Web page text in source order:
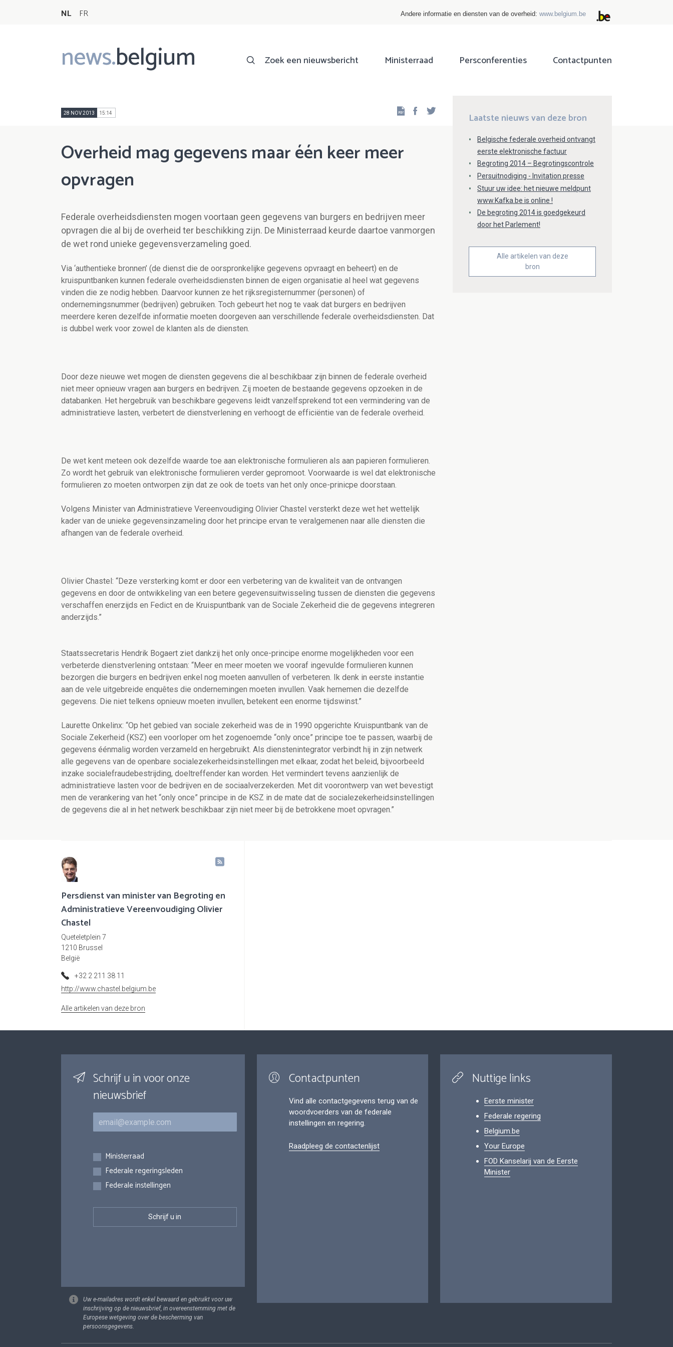
NL FR Andere informatie en diensten van de overheid: www.belgium.be
news.belgium
Main
navigation
Zoek een nieuwsbericht Ministerraad Persconferenties Contactpunten
28 NOV 2013 15:14 Facebook
Overheid mag gegevens maar één keer meer
opvragen
Federale overheidsdiensten mogen voortaan geen gegevens van burgers en bedrijven meer
opvragen die al bij de overheid ter beschikking zijn. De Ministerraad keurde daartoe vanmorgen
de wet rond unieke gegevensverzameling goed.
Via ‘authentieke bronnen’ (de dienst die de oorspronkelijke gegevens opvraagt en beheert) en de
kruispuntbanken kunnen federale overheidsdiensten binnen de eigen organisatie al heel wat gegevens
vinden die ze nodig hebben. Daarvoor kunnen ze het rijksregisternummer (personen) of
ondernemingsnummer (bedrijven) gebruiken. Toch gebeurt het nog te vaak dat burgers en bedrijven
meerdere keren dezelfde informatie moeten doorgeven aan verschillende federale overheidsdiensten. Dat
is dubbel werk voor zowel de klanten als de diensten.
Door deze nieuwe wet mogen de diensten gegevens die al beschikbaar zijn binnen de federale overheid
niet meer opnieuw vragen aan burgers en bedrijven. Zij moeten de bestaande gegevens opzoeken in de
databanken. Het hergebruik van beschikbare gegevens leidt vanzelfsprekend tot een vermindering van de
administratieve lasten, verbetert de dienstverlening en verhoogt de efficiëntie van de federale overheid.
De wet kent meteen ook dezelfde waarde toe aan elektronische formulieren als aan papieren formulieren.
Zo wordt het gebruik van elektronische formulieren verder gepromoot. Voorwaarde is wel dat elektronische
formulieren zo moeten ontworpen zijn dat ze ook de toets van het only once-prinicpe doorstaan.
Volgens Minister van Administratieve Vereenvoudiging Olivier Chastel versterkt deze wet het wettelijk
kader van de unieke gegevensinzameling door het principe ervan te veralgemenen naar alle diensten die
afhangen van de federale overheid.
Olivier Chastel: “Deze versterking komt er door een verbetering van de kwaliteit van de ontvangen
gegevens en door de ontwikkeling van een betere gegevensuitwisseling tussen de diensten die gegevens
verschaffen enerzijds en Fedict en de Kruispuntbank van de Sociale Zekerheid die de gegevens integreren
anderzijds.”
Staatssecretaris Hendrik Bogaert ziet dankzij het only once-principe enorme mogelijkheden voor een
verbeterde dienstverlening ontstaan: “Meer en meer moeten we vooraf ingevulde formulieren kunnen
bezorgen die burgers en bedrijven enkel nog moeten aanvullen of verbeteren. Ik denk in eerste instantie
aan de vele uitgebreide enquêtes die ondernemingen moeten invullen. Vaak hernemen die dezelfde
gegevens. Die niet telkens opnieuw moeten invullen, betekent een enorme tijdswinst.”
Laurette Onkelinx: “Op het gebied van sociale zekerheid was de in 1990 opgerichte Kruispuntbank van de
Sociale Zekerheid (KSZ) een voorloper om het zogenoemde “only once” principe toe te passen, waarbij de
gegevens éénmalig worden verzameld en hergebruikt. Als dienstenintegrator verbindt hij in zijn netwerk
alle gegevens van de openbare socialezekerheidsinstellingen met elkaar, zodat het beleid, bijvoorbeeld
inzake socialefraudebestrijding, doeltreffender kan worden. Het vermindert tevens aanzienlijk de
administratieve lasten voor de bedrijven en de sociaalverzekerden. Met dit voorontwerp van wet bevestigt
men de verankering van het “only once” principe in de KSZ in de mate dat de socialezekerheidsinstellingen
de gegevens die al in het netwerk beschikbaar zijn niet meer bij de betrokkene moet opvragen.”
Laatste nieuws van deze bron
Belgische federale overheid ontvangt
eerste elektronische factuur
Begroting 2014 – Begrotingscontrole
Persuitnodiging - Invitation presse
Stuur uw idee: het nieuwe meldpunt
www.Kafka.be is online !
De begroting 2014 is goedgekeurd
door het Parlement!
Alle artikelen van deze
bron
Persdienst van minister van Begroting en
Administratieve Vereenvoudiging Olivier
Chastel
Queteletplein 7
1210 Brussel
België
+32 2 211 38 11
http://www.chastel.belgium.be
Alle artikelen van deze bron
Schrijf u in voor onze
nieuwsbrief
E-mail
Inschrijvingen
Ministerraad
Federale regeringsleden
Federale instellingen
Uw e-mailadres wordt enkel bewaard en gebruikt voor uw
inschrijving op de nieuwsbrief, in overeenstemming met de
Europese wetgeving over de bescherming van
persoonsgegevens.
Contactpunten
Vind alle contactgegevens terug van de
woordvoerders van de federale
instellingen en regering.
Raadpleeg de contactenlijst
Nuttige links
Eerste minister
Federale regering
Belgium.be
Your Europe
FOD Kanselarij van de Eerste
Minister